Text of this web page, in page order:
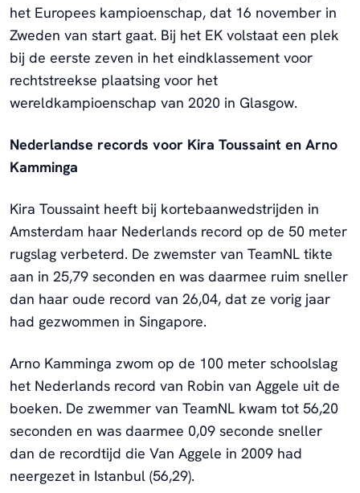
het Europees kampioenschap, dat 16 november in
Zweden van start gaat. Bij het EK volstaat een plek
bij de eerste zeven in het eindklassement voor
rechtstreekse plaatsing voor het
wereldkampioenschap van 2020 in Glasgow.
Nederlandse records voor Kira Toussaint en Arno
Kamminga
Kira Toussaint heeft bij kortebaanwedstrijden in
Amsterdam haar Nederlands record op de 50 meter
rugslag verbeterd. De zwemster van TeamNL tikte
aan in 25,79 seconden en was daarmee ruim sneller
dan haar oude record van 26,04, dat ze vorig jaar
had gezwommen in Singapore.
Arno Kamminga zwom op de 100 meter schoolslag
het Nederlands record van Robin van Aggele uit de
boeken. De zwemmer van TeamNL kwam tot 56,20
seconden en was daarmee 0,09 seconde sneller
dan de recordtijd die Van Aggele in 2009 had
neergezet in Istanbul (56,29).